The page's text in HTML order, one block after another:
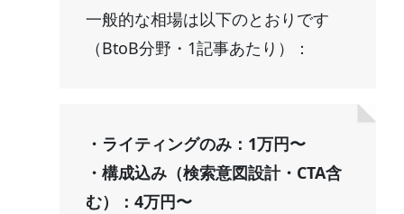
一般的な相場は以下のとおりです
（BtoB分野・1記事あたり）：
・ライティングのみ：1万円〜
・構成込み（検索意図設計・CTA含
む）：4万円〜